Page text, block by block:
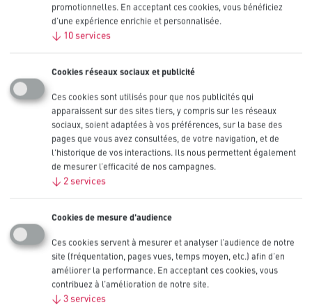
CR123, 3 V
Les piles industrielles au lithium High Power Procell CR123 sont
conçues pour fournir une alimentation fiable et sécurisée dans les
appareils professionnels à forte consommation d'énergie
intermittente ou continue, tels que les équipements de sécurité.
Également disponible en formats CR2 et CR123.
CR2,
CR123
Capacité nominale (mAh)
1 550 mAh
CR17345
Conditionnements disponibles
promotionnelles. En acceptant ces cookies, vous bénéficiez
d’une expérience enrichie et personnalisée.
↓ 10 services
Cookies réseaux sociaux et publicité
Ces cookies sont utilisés pour que nos publicités qui
apparaissent sur des sites tiers, y compris sur les réseaux
sociaux, soient adaptées à vos préférences, sur la base des
pages que vous avez consultées, de votre navigation, et de
l'historique de vos interactions. Ils nous permettent également
de mesurer l’efficacité de nos campagnes.
↓ 2 services
Cookies de mesure d'audience
Ces cookies servent à mesurer et analyser l’audience de notre
site (fréquentation, pages vues, temps moyen, etc.) afin d’en
améliorer la performance. En acceptant ces cookies, vous
contribuez à l’amélioration de notre site.
↓ 3 services